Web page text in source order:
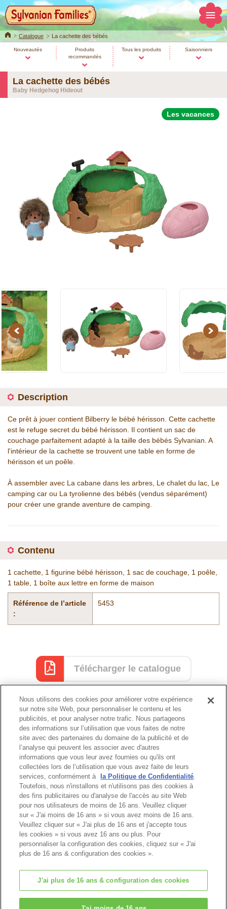
HomeCatalogue La cachette des bébés
Nouveautés
Produits
recommandés
Tous les produits Saisonniers
La cachette des bébés
Baby Hedgehog Hideout
Les vacances
Previous Next
Description
Ce prêt à jouer contient Bilberry le bébé hérisson. Cette cachette
est le refuge secret du bébé hérisson. Il contient un sac de
couchage parfaitement adapté à la taille des bébés Sylvanian. A
l'intérieur de la cachette se trouvent une table en forme de
hérisson et un poêle.
À assembler avec La cabane dans les arbres, Le chalet du lac, Le
camping car ou La tyrolienne des bébés (vendus séparément)
pour créer une grande aventure de camping.
Contenu
1 cachette, 1 figurine bébé hérisson, 1 sac de couchage, 1 poêle,
1 table, 1 boîte aux lettre en forme de maison
Référence de l’article
:
5453
Télécharger le catalogue
Catalogue
Haut de page
© EPOCH
Nous utilisons des cookies pour améliorer votre expérience
sur notre site Web, pour personnaliser le contenu et les
publicités, et pour analyser notre trafic. Nous partageons
des informations sur l’utilisation que vous faites de notre
site avec des partenaires du domaine de la publicité et de
l’analyse qui peuvent les associer avec d'autres
informations que vous leur avez fournies ou qu'ils ont
collectées lors de l’utilisation que vous avez faite de leurs
services, conformément à
la Politique de Confidentialité.
Toutefois, nous n'installons et n'utilisons pas des cookies à
des fins publicitaires ou d'analyse de l'accès au site Web
pour nos utilisateurs de moins de 16 ans. Veuillez cliquer
sur « J'ai moins de 16 ans » si vous avez moins de 16 ans.
Veuillez cliquer sur « J'ai plus de 16 ans et j'accepte tous
les cookies » si vous avez 16 ans ou plus. Pour
personnaliser la configuration des cookies, cliquez sur « J'ai
plus de 16 ans & configuration des cookies ».
J'ai plus de 16 ans & configuration des cookies